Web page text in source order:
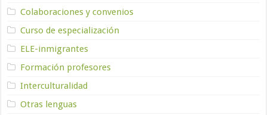
Colaboraciones y convenios
Curso de especialización
ELE-inmigrantes
Formación profesores
Interculturalidad
Otras lenguas